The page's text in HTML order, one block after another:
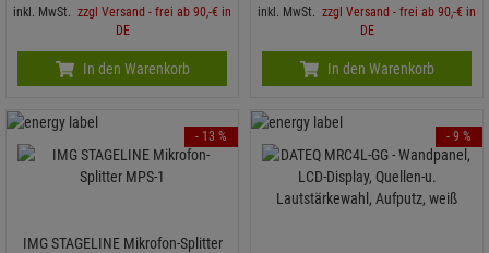
inkl. MwSt. zzgl Versand - frei ab 90,-€ in
DE
In den Warenkorb
inkl. MwSt. zzgl Versand - frei ab 90,-€ in
DE
In den Warenkorb
IMG STAGELINE Mikrofon-Splitter
- 13 % - 9 %